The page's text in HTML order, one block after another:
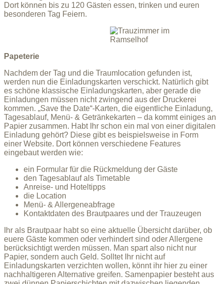
Dort können bis zu 120 Gästen essen, trinken und euren
besonderen Tag Feiern.
Papeterie
Nachdem der Tag und die Traumlocation gefunden ist,
werden nun die Einladungskarten verschickt. Natürlich gibt
es schöne klassische Einladungskarten, aber gerade die
Einladungen müssen nicht zwingend aus der Druckerei
kommen. „Save the Date“-Karten, die eigentliche Einladung,
Tagesablauf, Menü- & Getränkekarten – da kommt einiges an
Papier zusammen. Habt Ihr schon ein mal von einer digitalen
Einladung gehört? Diese gibt es beispielsweise in Form
einer Website. Dort können verschiedene Features
eingebaut werden wie:
ein Formular für die Rückmeldung der Gäste
den Tagesablauf als Timetable
Anreise- und Hoteltipps
die Location
Menü- & Allergeneabfrage
Kontaktdaten des Brautpaares und der Trauzeugen
Ihr als Brautpaar habt so eine aktuelle Übersicht darüber, ob
euere Gäste kommen oder verhindert sind oder Allergene
berücksichtigt werden müssen. Man spart also nicht nur
Papier, sondern auch Geld. Solltet Ihr nicht auf
Einladungskarten verzichten wollen, könnt ihr hier zu einer
nachhaltigeren Alternative greifen. Samenpapier besteht aus